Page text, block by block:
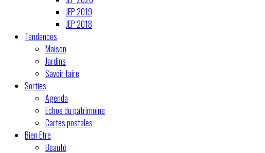
JEP 2019
JEP 2018
Tendances
Maison
Jardins
Savoir faire
Sorties
Agenda
Echos du patrimoine
Cartes postales
Bien Etre
Beauté